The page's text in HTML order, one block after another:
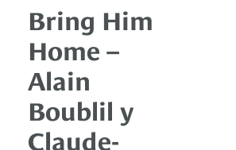
Bring Him
Home –
Alain
Boublil y
Claude-